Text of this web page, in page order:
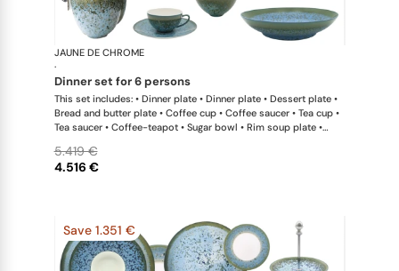
JAUNE DE CHROME
·
dinner set for 6 persons
This set includes: • Dinner plate • Dinner plate • Dessert plate •
Bread and butter plate • Coffee cup • Coffee saucer • Tea cup •
Tea saucer • Coffee-teapot • Sugar bowl • Rim soup plate •
4.516 €
5.419 €
Save 1.351 €